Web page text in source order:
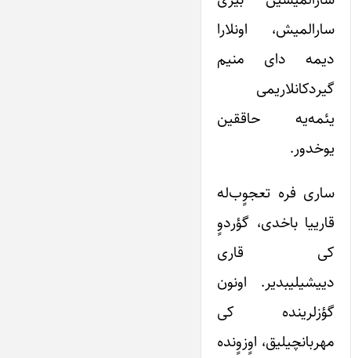
سارالمیش، اونلارا
دیمه دای منیم
گیردکانلاریمی
یئمه‌یه حاققین
یوخدور.
ساری فره تعجوٍب‌له
قارییا باخدی، گؤردوٍ
کی قاری
دییشیلیبدیر. اونون
گؤزلرینده کی
مهربانچیلیق، اوٍزوٍنده